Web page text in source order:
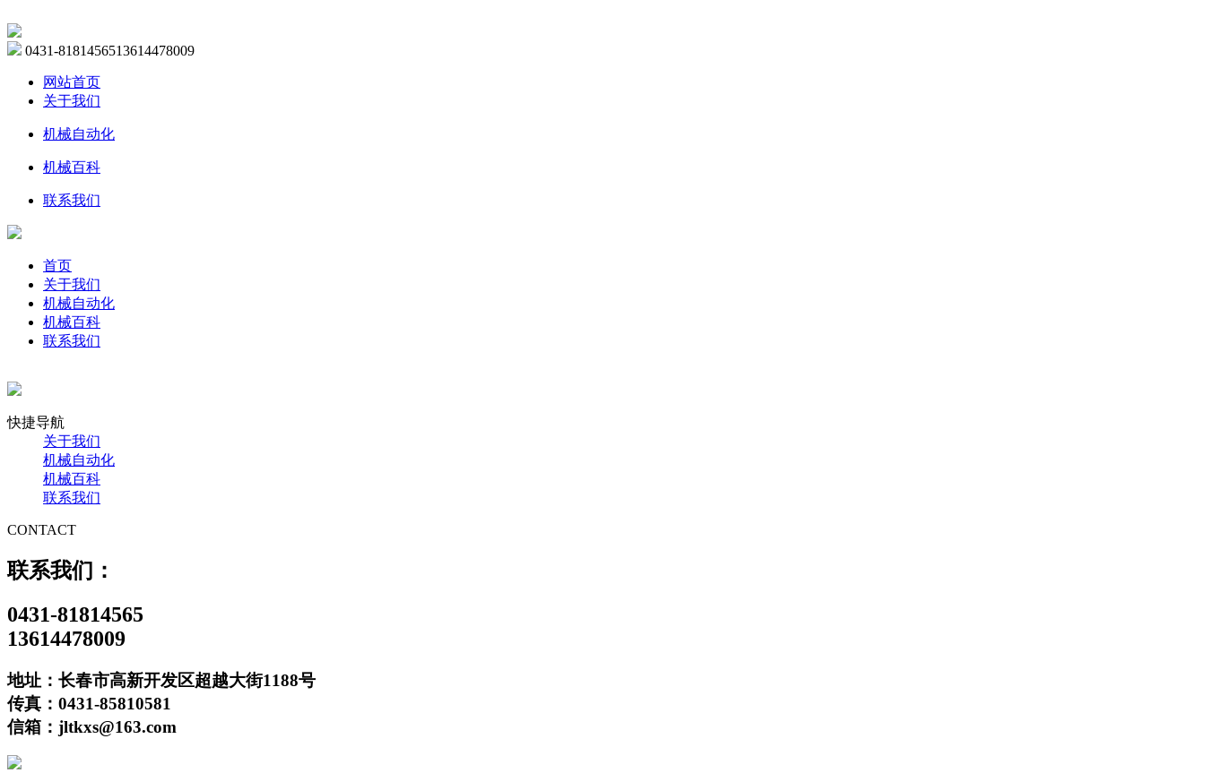
0431-8181456513614478009
网站首页
关于我们
机械自动化
机械百科
联系我们
首页
关于我们
机械自动化
机械百科
联系我们
快捷导航
关于我们
机械自动化
机械百科
联系我们
CONTACT
联系我们：
0431-81814565
13614478009
地址：长春市高新开发区超越大街1188号
传真：0431-85810581
信箱：jltkxs@163.com